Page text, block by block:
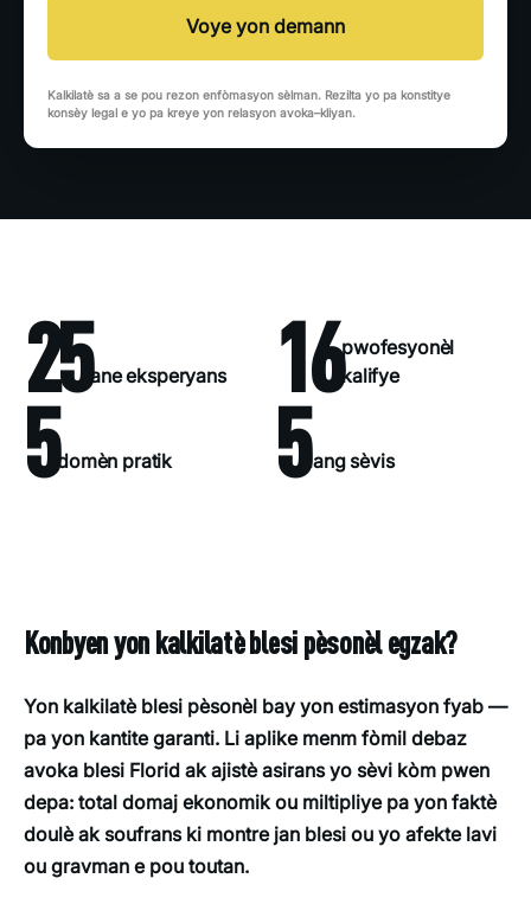
Kalkilatè sa a se pou rezon enfòmasyon sèlman. Rezilta yo pa konstitye
konsèy legal e yo pa kreye yon relasyon avoka–kliyan.
25ane eksperyans 16pwofesyonèl
kalifye
5domèn pratik 5lang sèvis
Konbyen yon kalkilatè blesi pèsonèl egzak?
Yon kalkilatè blesi pèsonèl bay yon estimasyon fyab —
pa yon kantite garanti. Li aplike menm fòmil debaz
avoka blesi Florid ak ajistè asirans yo sèvi kòm pwen
depa: total domaj ekonomik ou miltipliye pa yon faktè
doulè ak soufrans ki montre jan blesi ou yo afekte lavi
ou gravman e pou toutan.